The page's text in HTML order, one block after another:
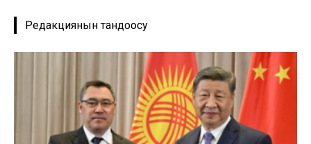
Редакциянын тандоосу